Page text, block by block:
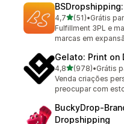
4,7de 5 estrelas
(51)
51 avaliações ao
•Grátis
Fulfillment 3PL e
marcas em
Gelato: Print on
4,8de 5 estrelas
(978)
978 avaliações ao
•Grátis
Venda criações
preocupar com
Dropshipping